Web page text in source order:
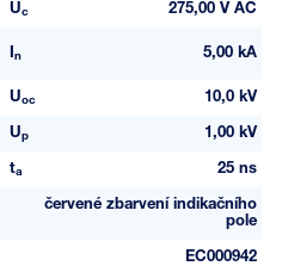
Uc 275,00 V AC
n 5,00 kA
Uoc 10,0 kV
Up 1,00 kV
ta 25 ns
červené zbarvení indikačního
pole
EC000942